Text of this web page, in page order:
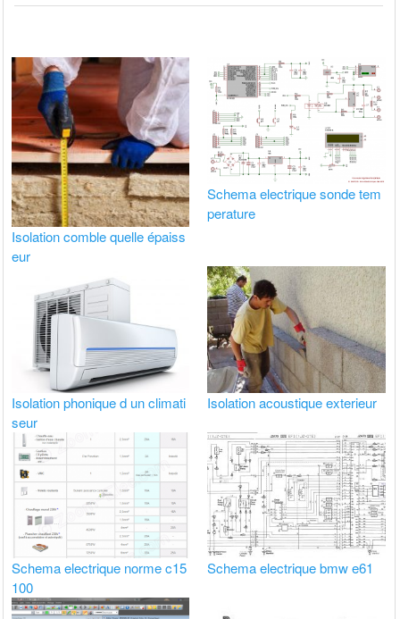
Isolation comble quelle épaiss
eur
Schema electrique sonde tem
perature
Isolation phonique d un climati
seur
Isolation acoustique exterieur
Schema electrique norme c15
100
Schema electrique bmw e61